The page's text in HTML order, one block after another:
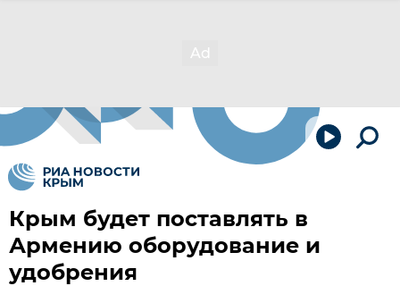
Крым будет поставлять в
Армению оборудование и
удобрения